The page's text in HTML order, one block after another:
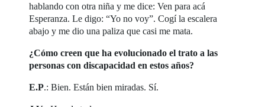
hablando con otra niña y me dice: Ven para acá
Esperanza. Le digo: “Yo no voy”. Cogí la escalera
abajo y me dio una paliza que casi me mata.
¿Cómo creen que ha evolucionado el trato a las
personas con discapacidad en estos años?
E.P.: Bien. Están bien miradas. Sí.